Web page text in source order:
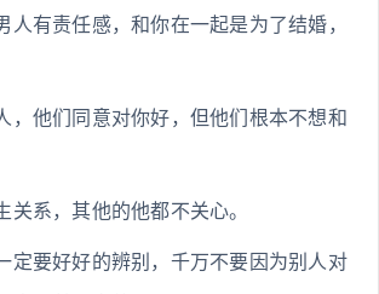
人有责任感，和你在一起是为了结婚，
，他们同意对你好，但他们根本不想和
关系，其他的他都不关心。
定要好好的辨别，千万不要因为别人对